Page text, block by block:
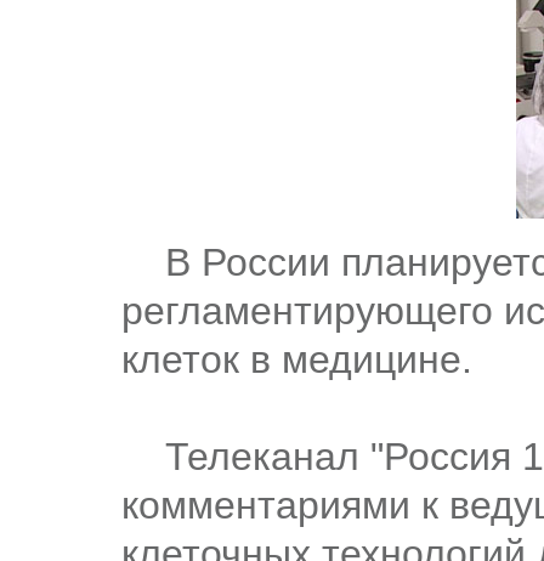
В России
регламентирующего
клеток в медицине.
Телеканал "Россия
комментариями к